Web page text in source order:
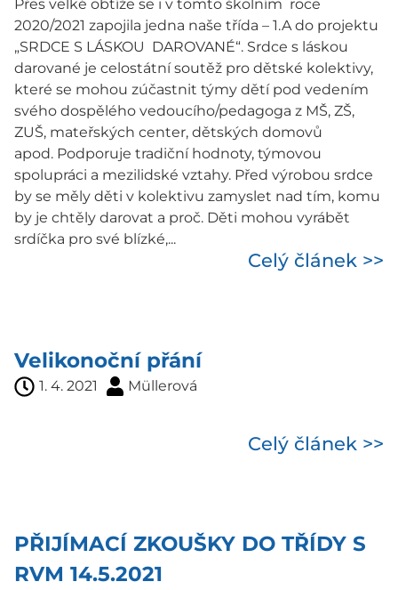
Přes velké obtíže se i v tomto školním roce
2020/2021 zapojila jedna naše třída – 1.A do projektu
„SRDCE S LÁSKOU DAROVANÉ“. Srdce s láskou
darované je celostátní soutěž pro dětské kolektivy,
které se mohou zúčastnit týmy dětí pod vedením
svého dospělého vedoucího/pedagoga z MŠ, ZŠ,
ZUŠ, mateřských center, dětských domovů
apod. Podporuje tradiční hodnoty, týmovou
spolupráci a mezilidské vztahy. Před výrobou srdce
by se měly děti v kolektivu zamyslet nad tím, komu
by je chtěly darovat a proč. Děti mohou vyrábět
srdíčka pro své blízké,...
Celý článek >>
Velikonoční přání
1. 4. 2021 Müllerová
Celý článek >>
PŘIJÍMACÍ ZKOUŠKY DO TŘÍDY S
RVM 14.5.2021